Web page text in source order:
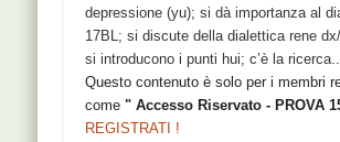
depressione (yu); si dà importanza al
17BL; si discute della dialettica rene
si introducono i punti hui; c’è la
Questo contenuto è solo per i membri
come" Accesso Riservato - PROVA
REGISTRATI !